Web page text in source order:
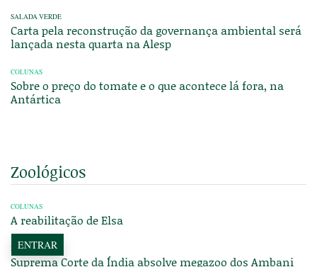
SALADA VERDE
Carta pela reconstrução da governança ambiental será
lançada nesta quarta na Alesp
COLUNAS
Sobre o preço do tomate e o que acontece lá fora, na
Antártica
Zoológicos
COLUNAS
A reabilitação de Elsa
REPORTAGENS
Suprema Corte da Índia absolve megazoo dos Ambani
ENTRAR